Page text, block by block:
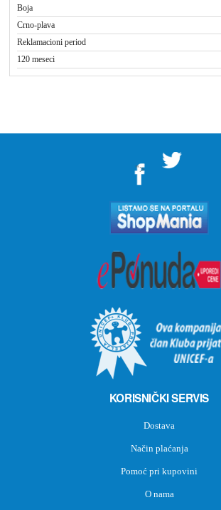
Boja
Crno-plava
Reklamacioni period
120 meseci
">
KORISNIČKI SERVIS
Dostava
Način plaćanja
Pomoć pri kupovini
O nama